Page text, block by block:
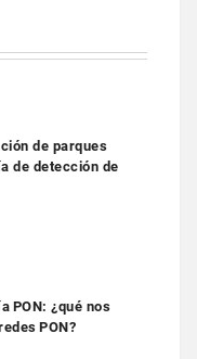
de parques
de detección de
PON: ¿qué nos
PON?